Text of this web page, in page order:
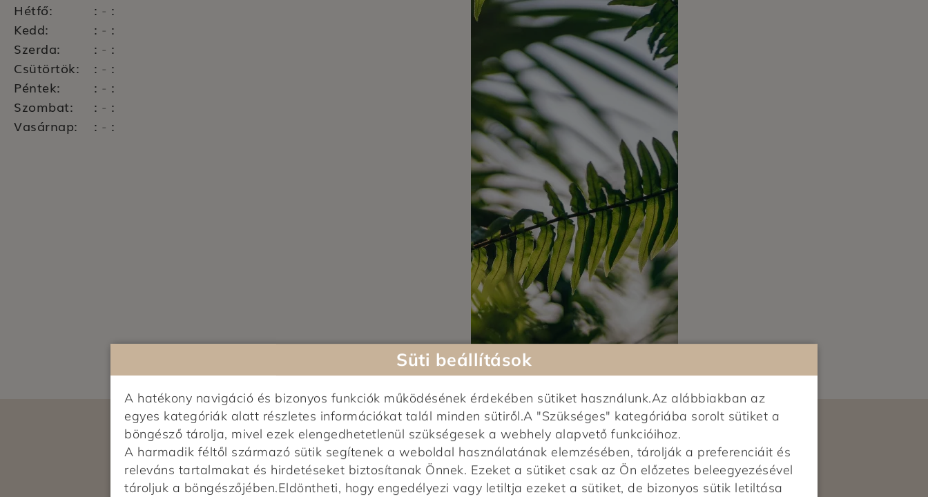
Hétfő:
: - :
Kedd:
: - :
Szerda:
: - :
Csütörtök:
: - :
Péntek:
: - :
Szombat:
: - :
Vasárnap:
: - :
ELÉRHETŐSÉGEK
Süti beállítások
A hatékony navigáció és bizonyos funkciók működésének érdekében sütiket használunk.Az alábbiakban az
egyes kategóriák alatt részletes információkat talál minden sütiről.A "Szükséges" kategóriába sorolt sütiket a
böngésző tárolja, mivel ezek elengedhetetlenül szükségesek a webhely alapvető funkcióihoz.
A harmadik féltől származó sütik segítenek a weboldal használatának elemzésében, tárolják a preferenciáit és
releváns tartalmakat és hirdetéseket biztosítanak Önnek. Ezeket a sütiket csak az Ön előzetes beleegyezésével
tároljuk a böngészőjében.Eldöntheti, hogy engedélyezi vagy letiltja ezeket a sütiket, de bizonyos sütik letiltása